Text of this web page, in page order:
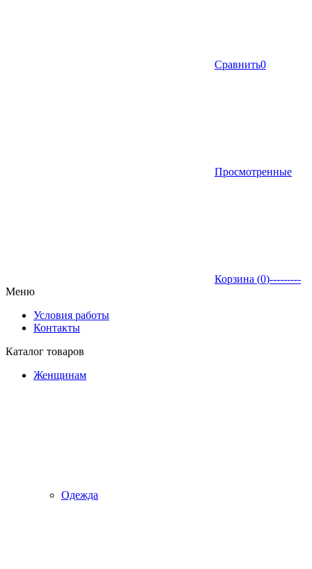
Сравнить0
Просмотренные
Корзина (0)---------
Меню
Условия работы
Контакты
Каталог товаров
Женщинам
Одежда